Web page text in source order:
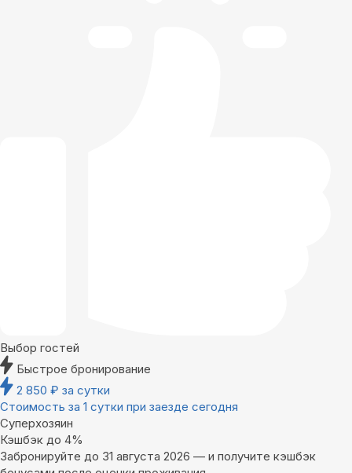
Выбор гостей
Быстрое бронирование
2 850 ₽ за сутки
Стоимость за 1 сутки при заезде сегодня
Суперхозяин
Кэшбэк до 4%
Забронируйте до 31 августа 2026 — и получите кэшбэк